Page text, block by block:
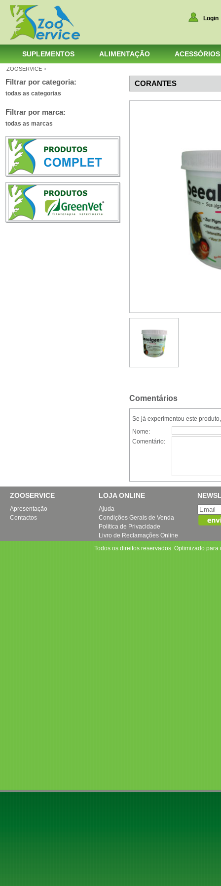
Login
SUPLEMENTOS ALIMENTAÇÃO ACESSÓRIOS
ZOOSERVICE >
Filtrar por categoria:
todas as categorias
Filtrar por marca:
todas as marcas
CORANTES
Comentários
Se já experimentou este
Nome:
Comentário:
ZOOSERVICE
Apresentação
Contactos
LOJA ONLINE
Ajuda
Condições Gerais de Venda
Politica de Privacidade
Livro de Reclamações Online
Todos os direitos reservados. Optimizado